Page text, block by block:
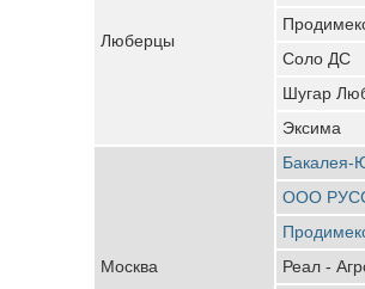
Люберцы
Соло ДС
Шугар
Эксима
Москва
Бакалея-
ООО
Реал -